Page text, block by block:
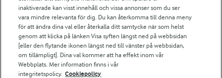
Arla webbshop
Bildbank
Följ oss
inaktiverade kan visst innehåll och vissa annonser som du ser
vara mindre relevanta för dig. Du kan återkomma till denna meny
för att ändra dina val eller återkalla ditt samtycke när som helst
genom att klicka på länken Visa syften längst ned på webbsidan
[eller den flytande ikonen längst ned till vänster på webbsidan,
om tillämpligt]. Dina val kommer att ha effekt inom vår
Webbplats. Mer information finns i vår
integritetspolicy. Cookiepolicy